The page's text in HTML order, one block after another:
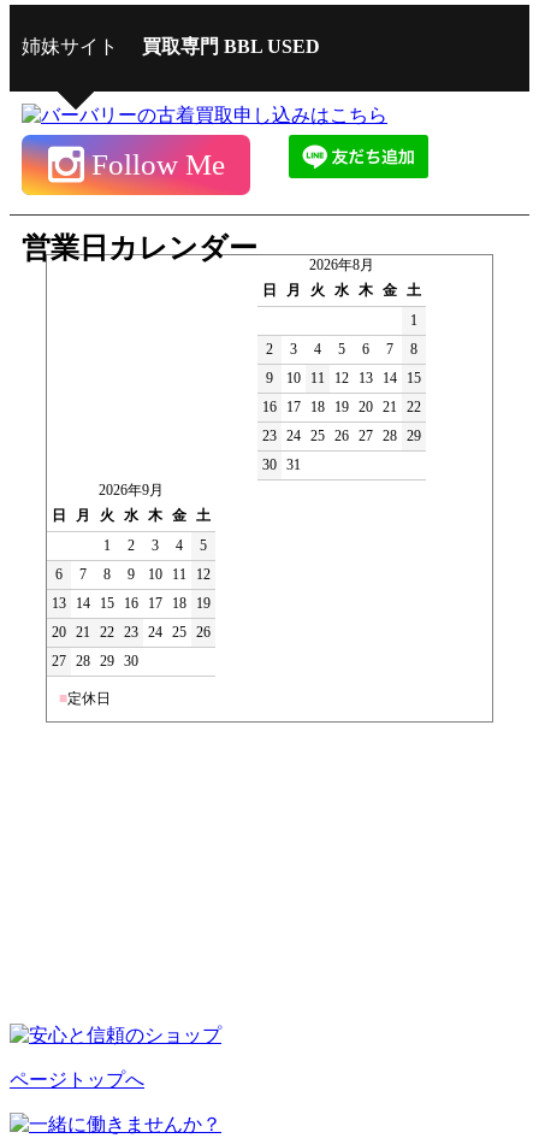
姉妹サイト 買取専門 BBL USED
Follow Me
営業日カレンダー
2026年8月
日
月 火 水 木 金 土
1
2
3 4 5 6 7
8
9
10 11 12 13 14
15
16
17 18 19 20 21 22
23 24 25 26 27 28 29
30 31
2026年9月
日
月 火 水 木 金 土
1
2 3 4
5
6
7 8 9 10 11
12
13
14 15 16 17 18
19
20 21 22 23 24 25 26
27 28 29 30
■定休日
ページトップへ